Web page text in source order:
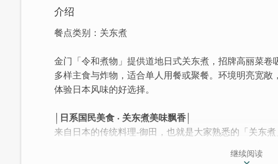
介绍
餐点类别：关东煮
金门「令和煮物」提供道地日式关东煮，招牌高丽菜
多样主食与炸物，适合单人用餐或聚餐。环境明亮宽敞
体验日本风味的好选择。
│日系国民美食 ‧ 关东煮美味飘香│
来自日本的传统料理-御田，也就是大家熟悉的「关东
继续阅读